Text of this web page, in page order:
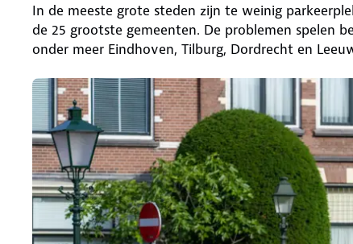
In de meeste grote steden zijn te weinig
de 25 grootste gemeenten. De problemen spelen
onder meer Eindhoven, Tilburg, Dordrecht en